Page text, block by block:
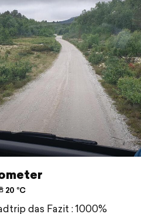
20 °C
das Fazit : 1000%